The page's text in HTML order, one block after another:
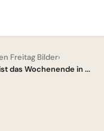
Freitag Bilder›
das Wochenende in ...